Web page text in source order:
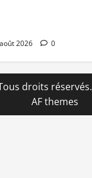
2026 0
droits réservés.
AF themes